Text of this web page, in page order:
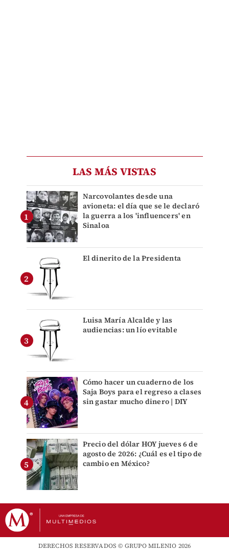
LAS MÁS VISTAS
Narcovolantes desde una
avioneta: el día que se le declaró
la guerra a los 'influencers' en
Sinaloa
El dinerito de la Presidenta
Luisa María Alcalde y las
audiencias: un lío evitable
Cómo hacer un cuaderno de los
Saja Boys para el regreso a clases
sin gastar mucho dinero | DIY
Precio del dólar HOY jueves 6 de
agosto de 2026: ¿Cuál es el tipo de
cambio en México?
DERECHOS RESERVADOS © GRUPO MILENIO 2026